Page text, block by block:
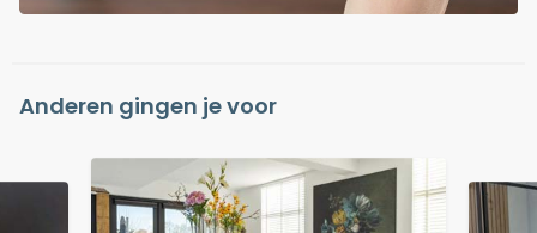
Anderen gingen je voor